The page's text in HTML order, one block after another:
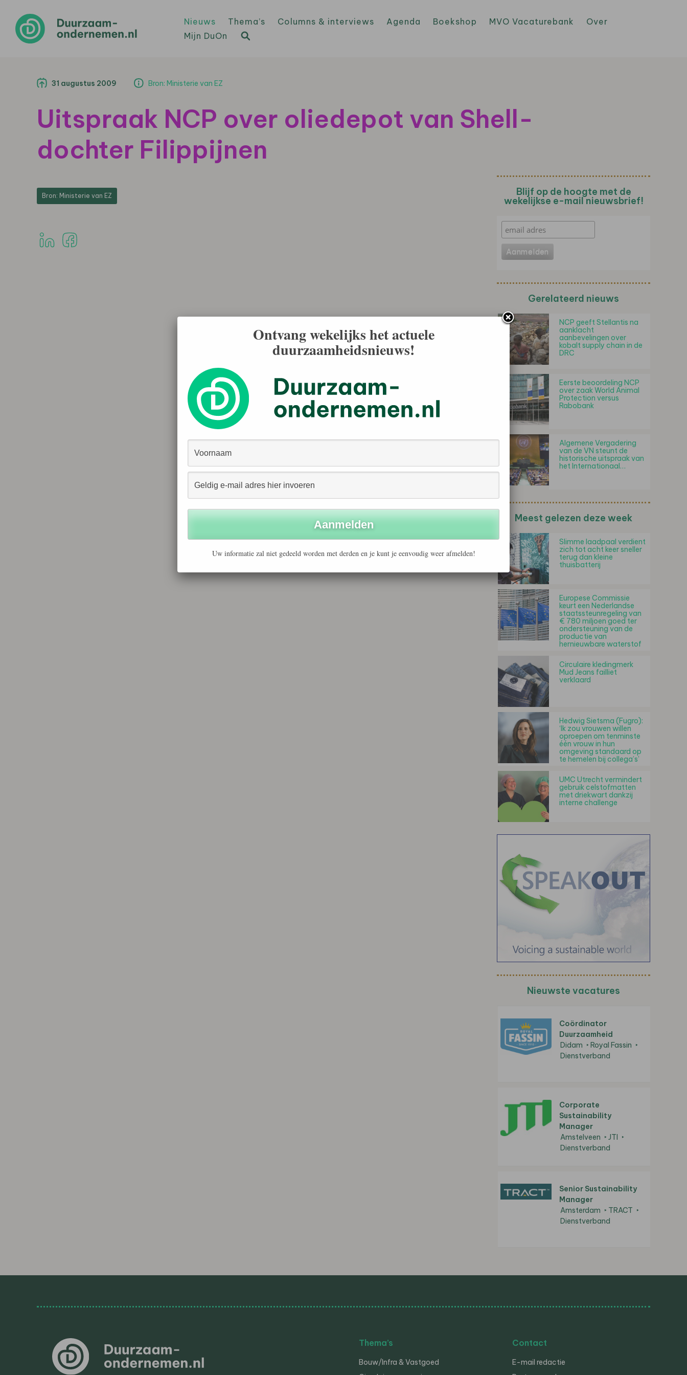
Nieuws Thema’s Columns & interviews Agenda Boekshop MVO Vacaturebank
Over
Mijn DuOn
31 augustus 2009 Bron: Ministerie van EZ
Uitspraak NCP over oliedepot van Shell-
dochter Filippijnen
Bron: Ministerie van EZ Blijf op de hoogte met de
wekelijkse e-mail nieuwsbrief!
Gerelateerd nieuws
NCP geeft Stellantis na
aanklacht
aanbevelingen over
kobalt supply chain in de
DRC
Eerste beoordeling NCP
over zaak World Animal
Protection versus
Rabobank
Algemene Vergadering
van de VN steunt de
historische uitspraak van
het Internationaal…
Meest gelezen deze week
Slimme laadpaal verdient
zich tot acht keer sneller
terug dan kleine
thuisbatterij
Europese Commissie
keurt een Nederlandse
staatssteunregeling van
€ 780 miljoen goed ter
ondersteuning van de
productie van
hernieuwbare waterstof
Circulaire kledingmerk
Mud Jeans failliet
verklaard
Hedwig Sietsma (Fugro):
‘Ik zou vrouwen willen
oproepen om tenminste
één vrouw in hun
omgeving standaard op
te hemelen bij collega’s’
UMC Utrecht vermindert
gebruik celstofmatten
met driekwart dankzij
interne challenge
Nieuwste vacatures
Coördinator
Duurzaamheid
Didam
Royal Fassin
Dienstverband
Corporate
Sustainability
Manager
Amstelveen
JTI
Dienstverband
Senior Sustainability
Manager
Amsterdam
TRACT
Dienstverband
Thema’s
Bouw/Infra & Vastgoed
Contact
E-mail redactie
Ontvang wekelijks het actuele
duurzaamheidsnieuws!
Uw informatie zal niet gedeeld worden met derden en je kunt je eenvoudig weer afmelden!